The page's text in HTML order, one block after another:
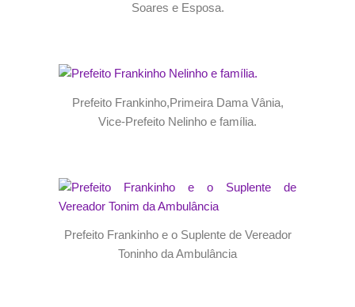
Soares e Esposa.
Prefeito Frankinho,Primeira Dama Vânia,
Vice-Prefeito Nelinho e família.
Prefeito Frankinho e o Suplente de Vereador
Toninho da Ambulância